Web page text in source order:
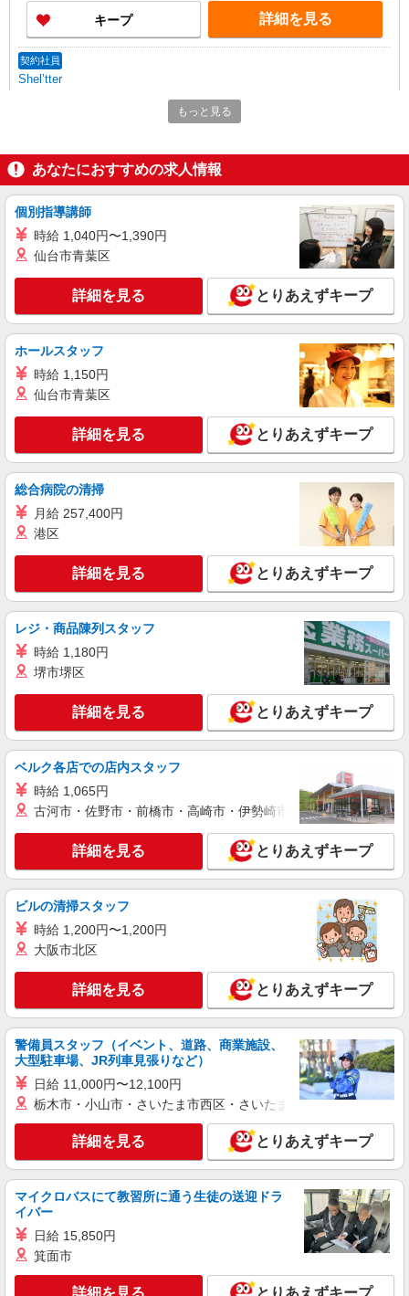
キープ 詳細を見る
契約社員
Shel’tter
アパレル販売スタッフ
［契約社員］月給222,000円 ※昇給、正社員登
更新埼玉県深谷市黒田169 ふかや花園プレミア
ム・アウトレット
詳細を見る
アルバイト パート
Korg
販売接客スタッフ
［アルバイト・パート］時給1,200円
埼玉県深谷市黒田169 ふかや花園プレミア
キープ 詳細を見る
パート
日本環境クリアー株式会社
［アルバイト・パート］時給1,150円 ※試用期
間（1ヶ月間）：時給変動無し
埼玉県深谷市黒田169 ふかや花園プレミア
ム・アウトレット
キープ 詳細を見る
契約社員
Seiko
SEIKOブランドの時計販売スタッフ
［契約社員］月給212,500円〜275,500円 ※経
験・能力による ※試用期間3ヶ月：給与変動なし
ム・アウトレット
キープ 詳細を見る
パート
Cheese Garden(深谷)
ケーキ販売スタッフ / ホールスタッフ / キッチ
ンスタッフ
［アルバイト・パート］時給1,150円〜
埼玉県深谷市黒田169 ふかや花園プレミア
詳細を見る
アルバイト
Polo Ralph Lauren
アパレル販売スタッフ
［アルバイト］時給1,300円〜 ※試用期間3か
月（給与・待遇は同じ）
埼玉県深谷市黒田169 ふかや花園プレミア
ム・アウトレット
キープ 詳細を見る
アルバイト パート
Pet Paradise
ペット雑貨販売スタッフ
もっと見る
あなたにおすすめの求人情報
個別指導講師
時給 1,040円〜1,390円
仙台市青葉区
詳細を見る とりあえずキープ
ホールスタッフ
時給 1,150円
仙台市青葉区
詳細を見る とりあえずキープ
総合病院の清掃
月給 257,400円
港区
詳細を見る とりあえずキープ
レジ・商品陳列スタッフ
時給 1,180円
堺市堺区
詳細を見る とりあえずキープ
ベルク各店での店内スタッフ
時給 1,065円
古河市・佐野市・前橋市・高崎市・伊勢崎市・太田市・館林市
詳細を見る とりあえずキープ
ビルの清掃スタッフ
時給 1,200円〜1,200円
大阪市北区
詳細を見る とりあえずキープ
警備員スタッフ（イベント、道路、商業施設、
大型駐車場、JR列車見張りなど）
日給 11,000円〜12,100円
栃木市・小山市・さいたま市西区・さいたま市岩槻区・久喜市・
詳細を見る とりあえずキープ
マイクロバスにて教習所に通う生徒の送迎ドラ
イバー
日給 15,850円
箕面市
詳細を見る とりあえずキープ